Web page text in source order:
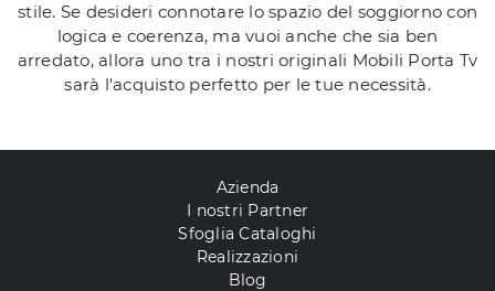
stile. Se desideri connotare lo spazio del soggiorno con
logica e coerenza, ma vuoi anche che sia ben
arredato, allora uno tra i nostri originali Mobili Porta Tv
sarà l'acquisto perfetto per le tue necessità.
Azienda
I nostri Partner
Sfoglia Cataloghi
Realizzazioni
Blog